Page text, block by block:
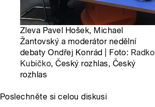
Zleva Pavel Hošek, Michael
Žantovský a moderátor nedělní
debaty Ondřej Konrád | Foto: Radko
Kubičko, Český rozhlas, Český
rozhlas
Poslechněte si celou diskusi